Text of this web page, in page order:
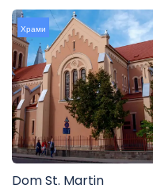
Храми
Dom St. Martin